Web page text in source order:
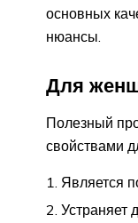
основных
нюансы.
Для
Полезный
свойствами
Является
Устраняет